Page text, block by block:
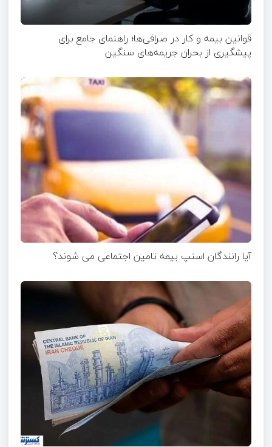
قوانین بیمه و کار در صرافی‌ها؛ راهنمای جامع برای
پیشگیری از بحران جریمه‌های سنگین
آیا رانندگان اسنپ بیمه تامین اجتماعی می شوند؟